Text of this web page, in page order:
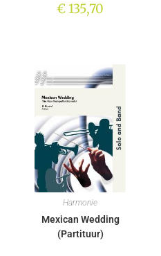
€135,70
Harmonie
Mexican Wedding
(Partituur)